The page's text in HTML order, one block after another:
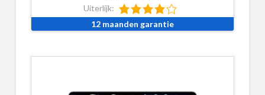
Uiterlijk:
12 maanden garantie